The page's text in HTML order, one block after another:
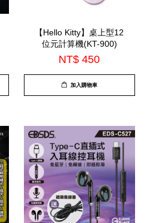
【Hello Kitty】桌上型12
位元計算機(KT-900)
NT$ 450
加入購物車